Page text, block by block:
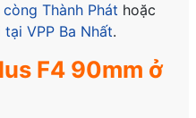
còng Thành Phát hoặc
VPP Ba Nhất.
F4 90mm ở